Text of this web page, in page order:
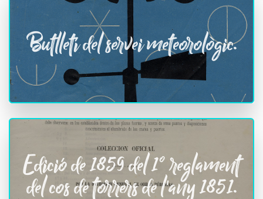
Butlletí del servei meteorològic.
Edició de 1859 del 1º reglament
del cos de torrers de l'any 1851.